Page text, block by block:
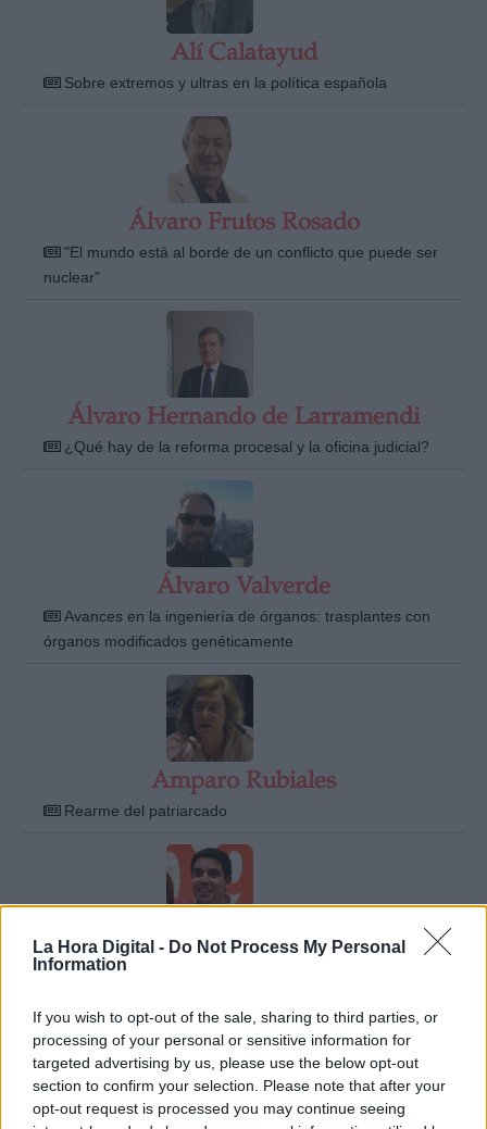
La Hora Digital - Do Not Process My Personal
Information
If you wish to opt-out of the sale, sharing to third parties, or
processing of your personal or sensitive information for
targeted advertising by us, please use the below opt-out
section to confirm your selection. Please note that after your
opt-out request is processed you may continue seeing
Alí Calatayud
Sobre extremos y ultras en la política española
Álvaro Frutos Rosado
"El mundo está al borde de un conflicto que puede ser
nuclear"
Álvaro Hernando de Larramendi
¿Qué hay de la reforma procesal y la oficina judicial?
Álvaro Valverde
Avances en la ingeniería de órganos: trasplantes con
órganos modificados genéticamente
Amparo Rubiales
Rearme del patriarcado
André Escobedo Rodas
Andrés Solimano